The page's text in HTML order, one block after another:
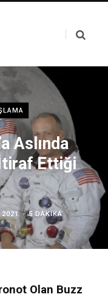
Aslında
Ettiği
2021 5 DAKIKA
Olan Buzz